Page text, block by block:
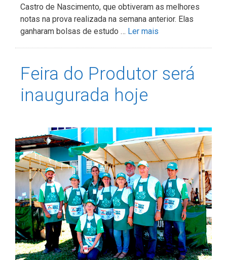
Castro de Nascimento, que obtiveram as melhores
notas na prova realizada na semana anterior. Elas
ganharam bolsas de estudo … Ler mais
Feira do Produtor será
inaugurada hoje